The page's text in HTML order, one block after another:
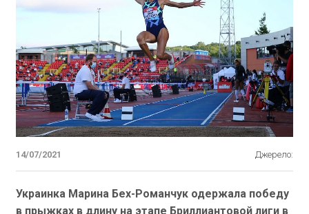
14/07/2021 Джерело:
Украинка Марина Бех-Романчук одержала победу
в прыжках в длину на этапе Бриллиантовой лиги в